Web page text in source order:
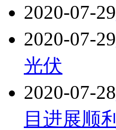
2020-07-29
2020-07-29
光伏
2020-07-28
目进展顺利